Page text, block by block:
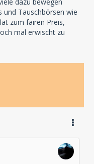
und Tauschbörsen wie
zum fairen Preis,
mal erwischt zu